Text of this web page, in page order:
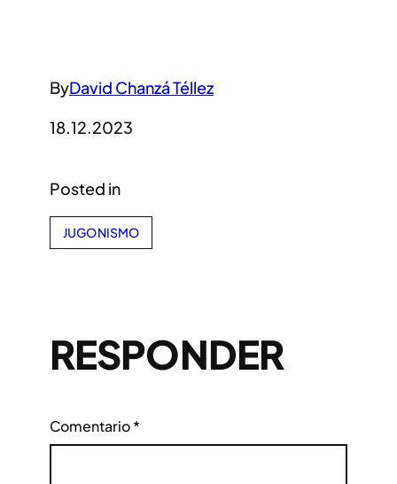
ByDavid Chanzá Téllez
18.12.2023
Posted in
JUGONISMO
RESPONDER
Comentario*